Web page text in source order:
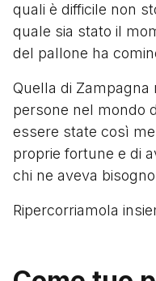
quali è difficile non
quale sia stato il
del pallone ha
Quella di Zampagna
persone nel mondo
essere state così
proprie fortune e di
chi ne aveva
Ripercorriamola